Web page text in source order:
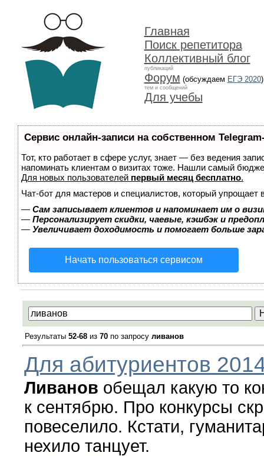
Главная
Поиск репетитора
Коллективный блог
публикаций
Форум (обсуждаем ЕГЭ 2020)
тем и сообщений
Для учебы
Сервис онлайн-записи на собственном
Тот, кто работает в сфере услуг, знает — без ведения
напоминать клиентам о визитах тоже. Нашли самый
Для новых пользователей первый месяц бесплатно.
Чат-бот для мастеров и специалистов, который упрощает
— Сам записывает клиентов и напоминает им о
— Персонализирует скидки, чаевые, кэшбэк и
— Увеличивает доходимость и помогает больше
Начать пользоваться сервисом
Результаты 52-68из 70по запросу ливанов
Для абитуриентов
Ливанов обещал какую то
к сентябрю. Про конкурсы
повеселило. Кстати,
нехило танцует.